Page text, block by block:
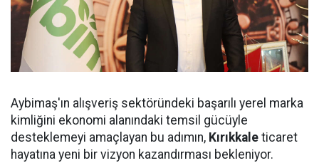
Aybimaş'ın alışveriş sektöründeki başarılı yerel marka
kimliğini ekonomi alanındaki temsil gücüyle
desteklemeyi amaçlayan bu adımın, Kırıkkale ticaret
hayatına yeni bir vizyon kazandırması bekleniyor.